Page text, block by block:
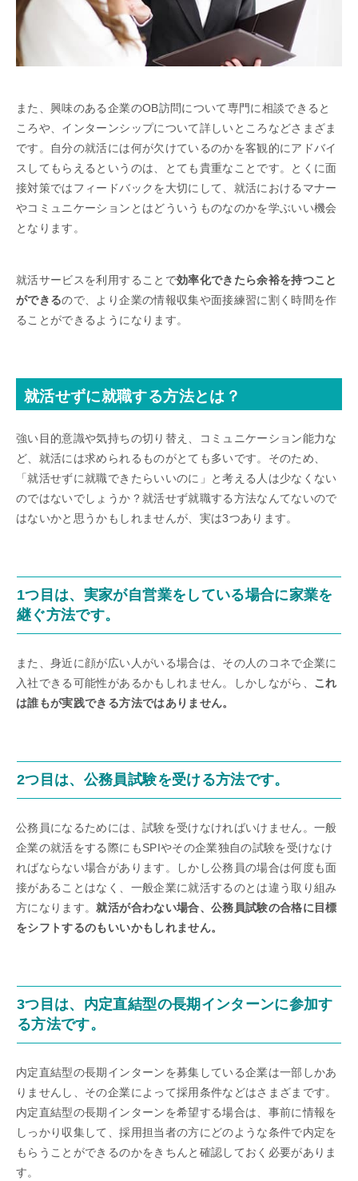
また、興味のある企業のOB訪問について専門に相談できると
ころや、インターンシップについて詳しいところなどさまざま
です。自分の就活には何が欠けているのかを客観的にアドバイ
スしてもらえるというのは、とても貴重なことです。とくに面
接対策ではフィードバックを大切にして、就活におけるマナー
やコミュニケーションとはどういうものなのかを学ぶいい機会
となります。
就活サービスを利用することで効率化できたら余裕を持つこと
ができるので、より企業の情報収集や面接練習に割く時間を作
ることができるようになります。
就活せずに就職する方法とは？
強い目的意識や気持ちの切り替え、コミュニケーション能力な
ど、就活には求められるものがとても多いです。そのため、
「就活せずに就職できたらいいのに」と考える人は少なくない
のではないでしょうか？就活せず就職する方法なんてないので
はないかと思うかもしれませんが、実は3つあります。
1つ目は、実家が自営業をしている場合に家業を
継ぐ方法です。
また、身近に顔が広い人がいる場合は、その人のコネで企業に
入社できる可能性があるかもしれません。しかしながら、 これ
は誰もが実践できる方法ではありません。
2つ目は、公務員試験を受ける方法です。
公務員になるためには、試験を受けなければいけません。一般
企業の就活をする際にもSPIやその企業独自の試験を受けなけ
ればならない場合があります。しかし公務員の場合は何度も面
接があることはなく、一般企業に就活するのとは違う取り組み
方になります。就活が合わない場合、公務員試験の合格に目標
をシフトするのもいいかもしれません。
3つ目は、内定直結型の長期インターンに参加す
る方法です。
内定直結型の長期インターンを募集している企業は一部しかあ
りませんし、その企業によって採用条件などはさまざまです。
内定直結型の長期インターンを希望する場合は、事前に情報を
しっかり収集して、採用担当者の方にどのような条件で内定を
もらうことができるのかをきちんと確認しておく必要がありま
す。